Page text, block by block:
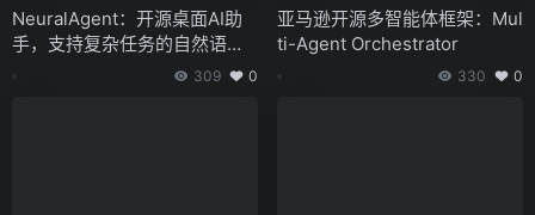
NeuralAgent：开源桌面AI助
手，支持复杂任务的自然语言
309 0
亚马逊开源多智能体框架：Mul
ti-Agent Orchestrator
330 0